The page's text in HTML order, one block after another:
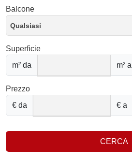
Balcone
Qualsiasi
Superficie
m² da
m² a
Prezzo
€ da
€ a
CERCA